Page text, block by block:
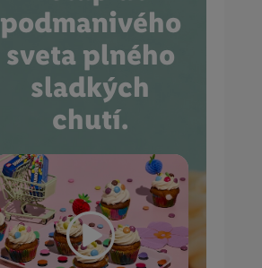
podmanivého
sveta plného
sladkých
chutí.